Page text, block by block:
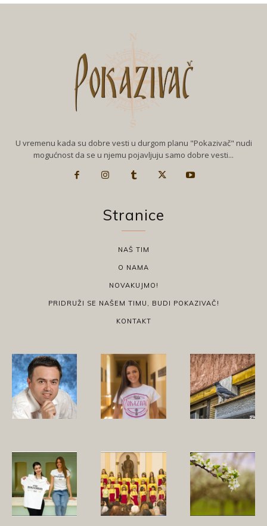
U vremenu kada su dobre vesti u durgom planu "Pokazivač" nudi
mogućnost da se u njemu pojavljuju samo dobre vesti...
Stranice
NAŠ TIM
O NAMA
NOVAKUJMO!
PRIDRUŽI SE NAŠEM TIMU, BUDI POKAZIVAČ!
KONTAKT